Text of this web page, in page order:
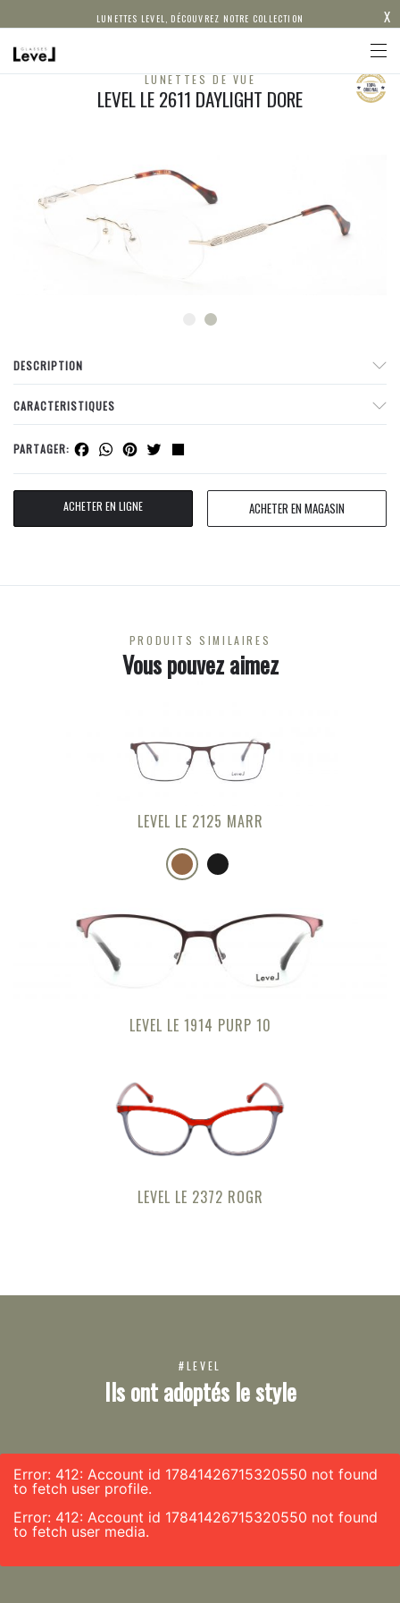
LUNETTES LEVEL, DÉCOUVREZ NOTRE COLLECTION X
LUNETTES DE VUE
LEVEL LE 2611 DAYLIGHT DORE
DESCRIPTION
CARACTERISTIQUES
PARTAGER: Facebook
WhatsApp
Pinterest
Twitter
ACHETER EN LIGNE ACHETER EN MAGASIN
PRODUITS SIMILAIRES
Vous pouvez aimez
LEVEL LE 2125 MARR
LEVEL LE 1914 PURP 10
LEVEL LE 2372 ROGR
#LEVEL
Ils ont adoptés le style
Error: 412: Account id 17841426715320550 not found
to fetch user profile.
Error: 412: Account id 17841426715320550 not found
to fetch user media.